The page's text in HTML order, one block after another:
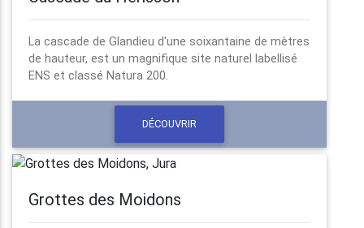
La cascade de Glandieu d'une soixantaine de mètres
de hauteur, est un magnifique site naturel labellisé
ENS et classé Natura 200.
DÉCOUVRIR
Grottes des Moidons